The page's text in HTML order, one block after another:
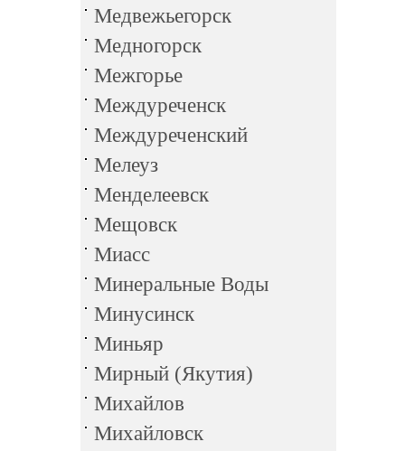
Медвежьегорск
Медногорск
Межгорье
Междуреченск
Междуреченский
Мелеуз
Менделеевск
Мещовск
Миасс
Минеральные Воды
Минусинск
Миньяр
Мирный (Якутия)
Михайлов
Михайловск